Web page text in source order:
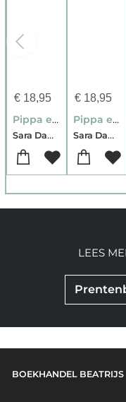
€18,95
Pippa en het magische kerstfeest
Sara Damme
€18,95
Pippa en het vreemde ei
Sara Damme
LEES
BOEKHANDEL BEATRIJS